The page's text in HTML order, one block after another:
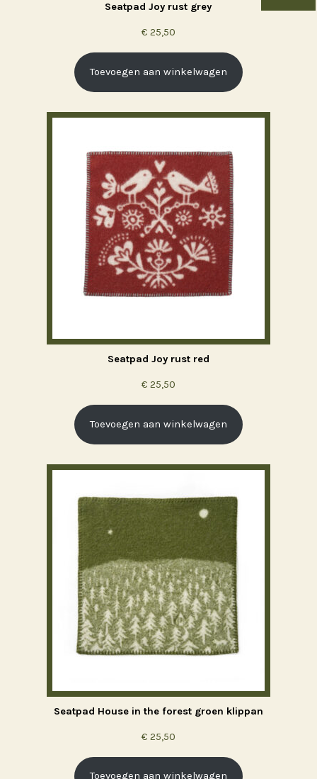
Seatpad Joy rust grey
€25,50
Toevoegen aan winkelwagen
Seatpad Joy rust red
€25,50
Toevoegen aan winkelwagen
Seatpad House in the forest groen klippan
€25,50
Toevoegen aan winkelwagen